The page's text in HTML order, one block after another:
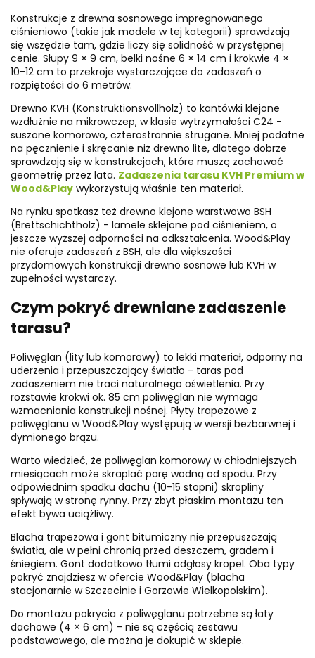
Konstrukcje z drewna sosnowego impregnowanego
ciśnieniowo (takie jak modele w tej kategorii) sprawdzają
się wszędzie tam, gdzie liczy się solidność w przystępnej
cenie. Słupy 9 × 9 cm, belki nośne 6 × 14 cm i krokwie 4 ×
10-12 cm to przekroje wystarczające do zadaszeń o
rozpiętości do 6 metrów.
Drewno KVH (Konstruktionsvollholz) to kantówki klejone
wzdłużnie na mikrowczep, w klasie wytrzymałości C24 -
suszone komorowo, czterostronnie strugane. Mniej podatne
na pęcznienie i skręcanie niż drewno lite, dlatego dobrze
sprawdzają się w konstrukcjach, które muszą zachować
geometrię przez lata. Zadaszenia tarasu KVH Premium w
Wood&Play wykorzystują właśnie ten materiał.
Na rynku spotkasz też drewno klejone warstwowo BSH
(Brettschichtholz) - lamele sklejone pod ciśnieniem, o
jeszcze wyższej odporności na odkształcenia. Wood&Play
nie oferuje zadaszeń z BSH, ale dla większości
przydomowych konstrukcji drewno sosnowe lub KVH w
zupełności wystarczy.
Czym pokryć drewniane zadaszenie
tarasu?
Poliwęglan (lity lub komorowy) to lekki materiał, odporny na
uderzenia i przepuszczający światło - taras pod
zadaszeniem nie traci naturalnego oświetlenia. Przy
rozstawie krokwi ok. 85 cm poliwęglan nie wymaga
wzmacniania konstrukcji nośnej. Płyty trapezowe z
poliwęglanu w Wood&Play występują w wersji bezbarwnej i
dymionego brązu.
Warto wiedzieć, że poliwęglan komorowy w chłodniejszych
miesiącach może skraplać parę wodną od spodu. Przy
odpowiednim spadku dachu (10-15 stopni) skropliny
spływają w stronę rynny. Przy zbyt płaskim montażu ten
efekt bywa uciążliwy.
Blacha trapezowa i gont bitumiczny nie przepuszczają
światła, ale w pełni chronią przed deszczem, gradem i
śniegiem. Gont dodatkowo tłumi odgłosy kropel. Oba typy
pokryć znajdziesz w ofercie Wood&Play (blacha
stacjonarnie w Szczecinie i Gorzowie Wielkopolskim).
Do montażu pokrycia z poliwęglanu potrzebne są łaty
dachowe (4 × 6 cm) - nie są częścią zestawu
podstawowego, ale można je dokupić w sklepie.